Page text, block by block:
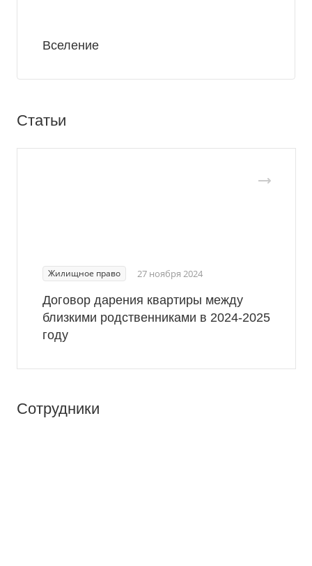
Вселение
Статьи
Жилищное право 27 ноября 2024
Договор дарения квартиры между
близкими родственниками в 2024-2025
году
Сотрудники